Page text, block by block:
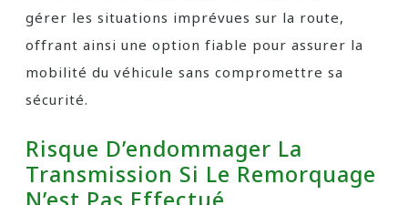
gérer les situations imprévues sur la route,
offrant ainsi une option fiable pour assurer la
mobilité du véhicule sans compromettre sa
sécurité.
Risque D’endommager La
Transmission Si Le Remorquage